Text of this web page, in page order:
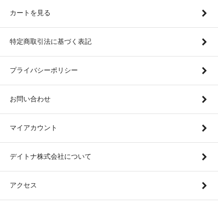
カートを見る
特定商取引法に基づく表記
プライバシーポリシー
お問い合わせ
マイアカウント
デイトナ株式会社について
アクセス